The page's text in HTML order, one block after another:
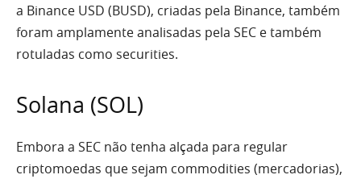
a Binance USD (BUSD), criadas pela Binance, também
foram amplamente analisadas pela SEC e também
rotuladas como securities.
Solana (SOL)
Embora a SEC não tenha alçada para regular
criptomoedas que sejam commodities (mercadorias),